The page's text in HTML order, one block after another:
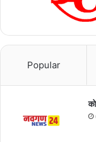
Popular